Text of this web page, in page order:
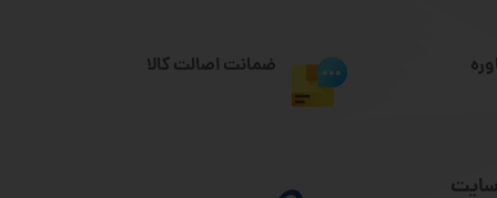
ضمانت اصالت کالا